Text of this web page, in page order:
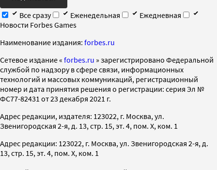
Все сразу
Еженедельная
Ежедневная
Новости Forbes Games
Наименование издания: forbes.ru
Cетевое издание « forbes.ru » зарегистрировано Федеральной
службой по надзору в сфере связи, информационных
технологий и массовых коммуникаций, регистрационный
номер и дата принятия решения о регистрации: серия Эл №
ФС77-82431 от 23 декабря 2021 г.
Адрес редакции, издателя: 123022, г. Москва, ул.
Звенигородская 2-я, д. 13, стр. 15, эт. 4, пом. X, ком. 1
Адрес редакции: 123022, г. Москва, ул. Звенигородская 2-я, д.
13, стр. 15, эт. 4, пом. X, ком. 1